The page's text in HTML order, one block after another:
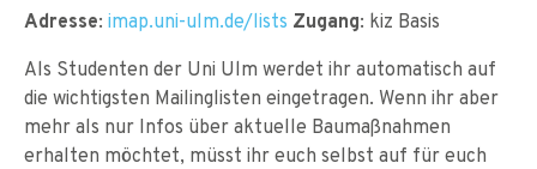
Adresse: imap.uni-ulm.de/lists Zugang: kiz Basis
Als Studenten der Uni Ulm werdet ihr automatisch auf
die wichtigsten Mailinglisten eingetragen. Wenn ihr aber
mehr als nur Infos über aktuelle Baumaßnahmen
erhalten möchtet, müsst ihr euch selbst auf für euch